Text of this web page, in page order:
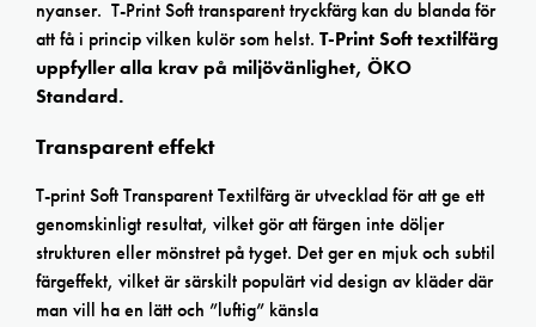
nyanser. T-Print Soft transparent tryckfärg kan du blanda för
att få i princip vilken kulör som helst. T-Print Soft textilfärg
uppfyller alla krav på miljövänlighet, ÖKO
Standard.
Transparent effekt
T-print Soft Transparent Textilfärg är utvecklad för att ge ett
genomskinligt resultat, vilket gör att färgen inte döljer
strukturen eller mönstret på tyget. Det ger en mjuk och subtil
färgeffekt, vilket är särskilt populärt vid design av kläder där
man vill ha en lätt och ”luftig” känsla